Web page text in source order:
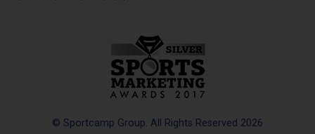
© Sportcamp Group. All Rights Reserved 2026